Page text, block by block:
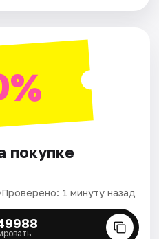
покупке
Проверено: 1 минуту назад